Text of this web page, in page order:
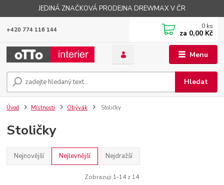
JEDINÁ ZNAČKOVÁ PRODEJNA DREWMAX V ČR
Menu
Hledat
+420 774 116 144 0 ks
za 0,00 Kč
Úvod Místnosti Obývák Stoličky
Stoličky
Nejnovější Nejlevnější Nejdražší
Zobrazuji 1-14 z 14